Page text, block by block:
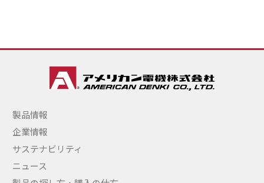
製品情報
企業情報
サステナビリティ
ニュース